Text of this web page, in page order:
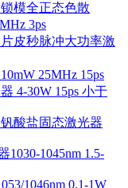
模全正态色散
3ps
皮秒脉冲大功率激
25MHz 15ps
4-30W 15ps 小于
酸盐固态激光器
1045nm 1.5-
1046nm 0.1-1W